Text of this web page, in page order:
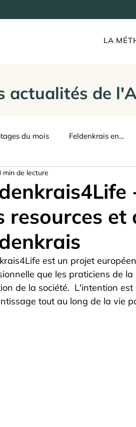
LA
actualités de
du mois Feldenkrais en...
en France
resources et
min de lecture
est un projet
que les praticiens de
de la société.  L'intention
tout au long de la vie